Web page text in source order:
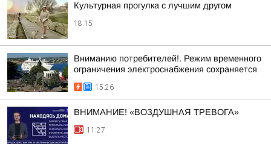
Культурная прогулка с лучшим другом
18:15
Вниманию потребителей!. Режим временного
ограничения электроснабжения сохраняется
15:26
ВНИМАНИЕ! «ВОЗДУШНАЯ ТРЕВОГА»
11:27